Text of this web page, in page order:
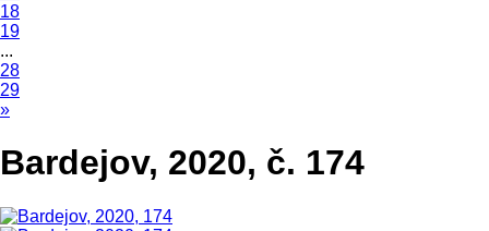
18
19
...
28
29
»
Bardejov, 2020, č. 174